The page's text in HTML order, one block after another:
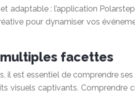
adaptable : l’application
pour dynamiser vos
facettes
il est essentiel de comprendre
visuels captivants.